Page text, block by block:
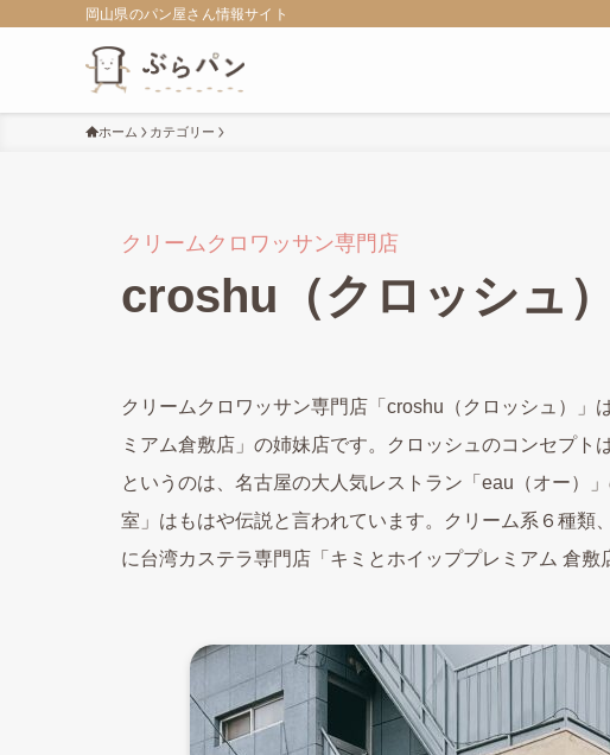
岡山県のパン屋さん情報サイト
ホーム カテゴリー
クリームクロワッサン専門店
croshu（クロッシュ）
クリームクロワッサン専門店「croshu（クロッシュ）
ミアム倉敷店」の姉妹店です。クロッシュのコンセプ
というのは、名古屋の大人気レストラン「eau（オー）
室」はもはや伝説と言われています。クリーム系６種類
に台湾カステラ専門店「キミとホイッププレミアム 倉敷